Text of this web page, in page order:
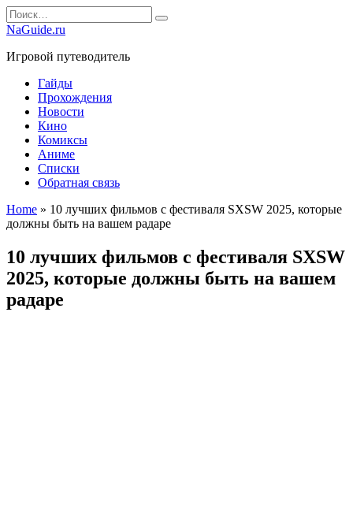
Перейти
к
Search
for:
NaGuide.ru
Игровой путеводитель
Гайды
Прохождения
Новости
Кино
Комиксы
Аниме
Списки
Обратная связь
Home » 10 лучших фильмов с фестиваля SXSW 2025, которые
должны быть на вашем радаре
10 лучших фильмов с фестиваля SXSW
2025, которые должны быть на вашем
радаре